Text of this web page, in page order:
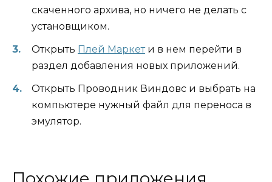
скаченного архива, но ничего не делать с
установщиком.
Открыть Плей Маркети в нем перейти в
раздел добавления новых приложений.
Открыть Проводник Виндовс и выбрать на
компьютере нужный файл для переноса в
эмулятор.